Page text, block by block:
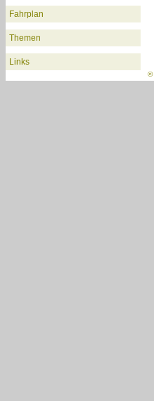
Fahrplan
Themen
Links
©